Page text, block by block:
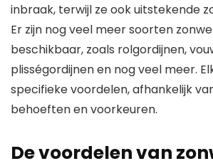
inbraak, terwijl ze ook uitstekende
Er zijn nog veel meer soorten
beschikbaar, zoals rolgordijnen,
plisségordijnen en nog veel meer.
specifieke voordelen, afhankelijk
behoeften en voorkeuren.
De voordelen van